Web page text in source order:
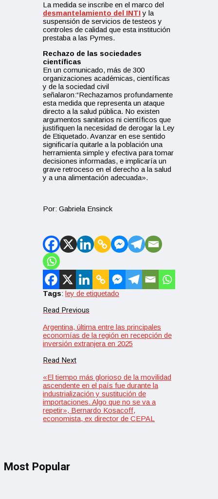
La medida se inscribe en el marco del
desmantelamiento del INTIy la
suspensión de servicios de testeos y
controles de calidad que esta institución
prestaba a las Pymes.
Rechazo de las sociedades
científicas
En un comunicado, más de 300
organizaciones académicas, científicas
y de la sociedad civil
señalaron:“Rechazamos profundamente
esta medida que representa un ataque
directo a la salud pública. No existen
argumentos sanitarios ni científicos que
justifiquen la necesidad de derogar la Ley
de Etiquetado. Avanzar en ese sentido
significaría quitarle a la población una
herramienta simple y efectiva para tomar
decisiones informadas, e implicaría un
grave retroceso en el derecho a la salud
y a una alimentación adecuada».
Por: Gabriela Ensinck
Tags: ley de etiquetado
Read Previous
Argentina, última entre las principales
economías de la región en recepción de
inversión extranjera en 2025
Read Next
«El tiempo más glorioso de la movilidad
ascendente en el país fue durante la
industrialización y sustitución de
importaciones. Algo que no se va a
repetir», Bernardo Kosacoff,
economista, ex director de CEPAL
Most Popular